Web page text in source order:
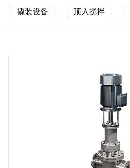
撬装设备 顶入搅拌